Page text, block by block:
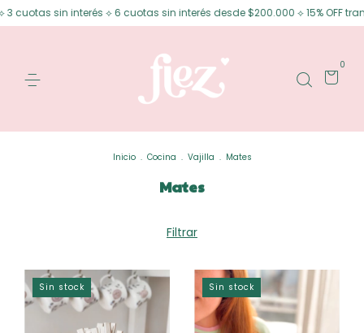
sin interés ⟡ 6 cuotas sin interés desde $200.000 ⟡ 15% OFF
0
Inicio . Cocina . Vajilla . Mates
Mates
Filtrar
Sin stock Sin stock